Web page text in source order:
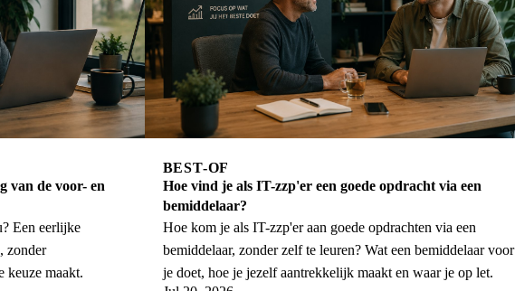
van de voor- en
Een eerlijke
zonder
keuze maakt.
BEST-OF
Hoe vind je als IT-zzp'er een goede opdracht via een
bemiddelaar?
Hoe kom je als IT-zzp'er aan goede opdrachten via een
bemiddelaar, zonder zelf te leuren? Wat een bemiddelaar voor
je doet, hoe je jezelf aantrekkelijk maakt en waar je op let.